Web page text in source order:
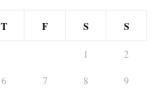
T F S S
1
2
6 7 8
9